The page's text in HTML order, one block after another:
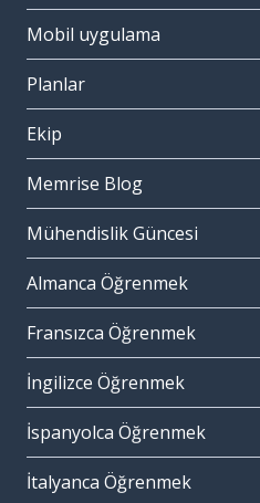
Mobil uygulama
Planlar
Ekip
Memrise Blog
Mühendislik Güncesi
Almanca Öğrenmek
Fransızca Öğrenmek
İngilizce Öğrenmek
İspanyolca Öğrenmek
İtalyanca Öğrenmek